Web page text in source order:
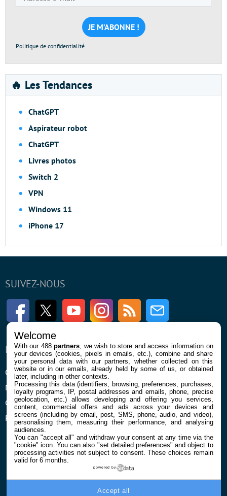
e-
mail
*
Politique de confidentialité
🔥 Les Tendances
ChatGPT
Aspirateur robot
ChatGPT
Livres photos
Switch 2
VPN
Windows 11
iPhone 17
SUIVEZ-NOUS
FacebookTwitter Youtube InstagramRSS Newsletter
ENTREPRISE
Qui sommes nous
Mentions légales et CGU
Confidentialité et Cookies
Préférences cookies
À PROPOS
La rédaction
Contact
Welcome
With our 488partners , we wish to store and access information on
your devices (cookies, pixels in emails, etc.), combine and share
your personal data with our partners, whether collected on this
website or in our emails, already held by some of us, or obtained
later, including in other contexts.
Processing this data (identifiers, browsing, preferences, purchases,
loyalty programs, IP, postal addresses and emails, phone, precise
geolocation, etc.) allows developing and offering you services,
content, commercial offers and ads across your devices and
screens (including by email, post, SMS, phone, audio, and video),
personalising them, measuring their performance, and analysing
audiences.
You can "accept all" and withdraw your consent at any time via the
"cookie" icon. You can also "set detailed preferences" and object to
processing activities not subject to consent. These choices remain
valid for 6 months.
powered by
Accept all